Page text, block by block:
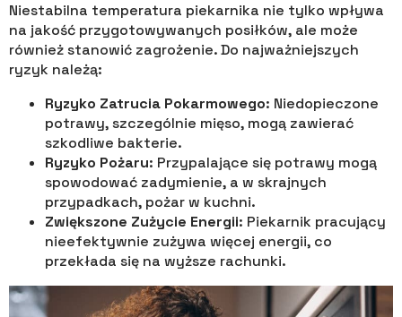
Niestabilna temperatura piekarnika nie tylko wpływa
na jakość przygotowywanych posiłków, ale może
również stanowić zagrożenie. Do najważniejszych
ryzyk należą:
Ryzyko Zatrucia Pokarmowego: Niedopieczone
potrawy, szczególnie mięso, mogą zawierać
szkodliwe bakterie.
Ryzyko Pożaru: Przypalające się potrawy mogą
spowodować zadymienie, a w skrajnych
przypadkach, pożar w kuchni.
Zwiększone Zużycie Energii: Piekarnik pracujący
nieefektywnie zużywa więcej energii, co
przekłada się na wyższe rachunki.